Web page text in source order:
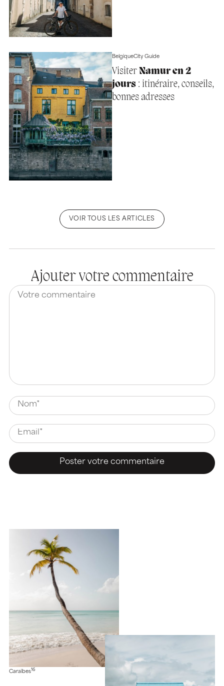
BelgiqueCity Guide
VisiterNamur en 2
jours: itinéraire, conseils,
bonnes adresses
VOIR TOUS LES ARTICLES
Ajouter votre commentaire
Caraïbes16